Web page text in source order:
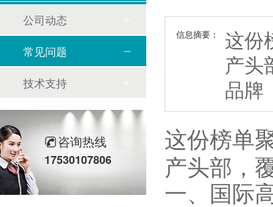
信息摘要：
这份
产头
品牌
这份榜单
产头部，
一、国际
公司动态
常见问题
技术支持
咨询热线
17530107806